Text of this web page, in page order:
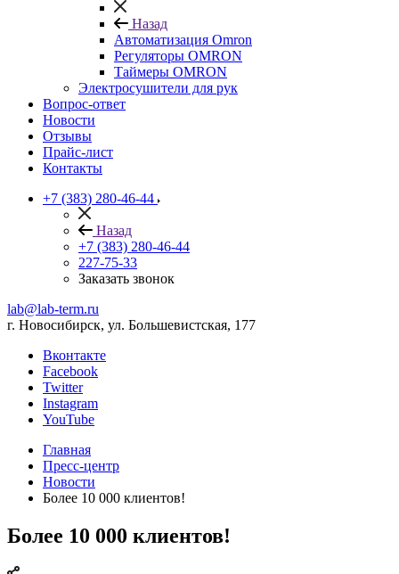
Назад
Автоматизация Omron
Регуляторы OMRON
Таймеры OMRON
Электросушители для рук
Вопрос-ответ
Новости
Отзывы
Прайс-лист
Контакты
+7 (383) 280-46-44
Назад
+7 (383) 280-46-44
227-75-33
Заказать звонок
lab@lab-term.ru
г. Новосибирск, ул. Большевистская, 177
Вконтакте
Facebook
Twitter
Instagram
YouTube
Главная
Пресс-центр
Новости
Более 10 000 клиентов!
Более 10 000 клиентов!